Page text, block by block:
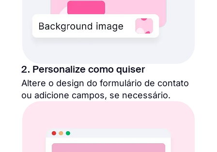
2. Personalize como quiser
Altere o design do formulário de contato
ou adicione campos, se necessário.